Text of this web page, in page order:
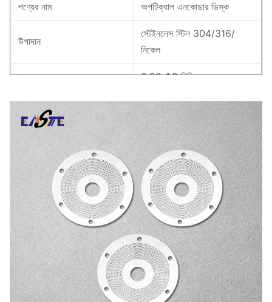
পণ্যের নাম অপটিক্যাল এনকোডার ডিস্ক
উপাদান
স্টেইনলেস স্টিল 304/316/
নিকেল
পুরুত্ব 0.02-1.0 মিমি
সহনশীলতা ±0.005 মিমি
ন্যূনতম লাইন প্রস্থ 0.01 মিমি
রোটারি এনকোডার